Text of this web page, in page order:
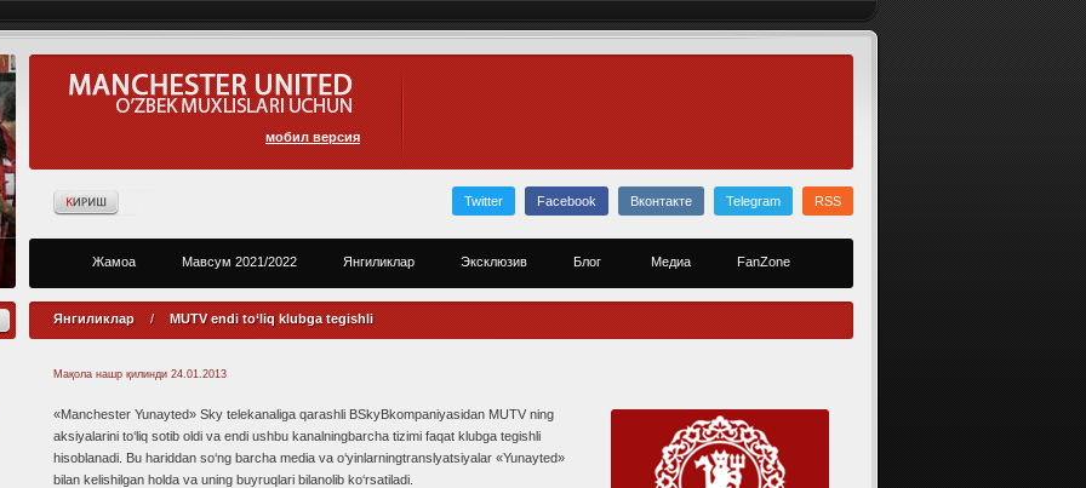
мобил версия
Twitter Facebook Вконтакте Telegram RSS
Жамоа Мавсум 2021/2022 Янгиликлар Эксклюзив Блог Медиа FanZone
Янгиликлар / MUTV endi to‘liq klubga tegishli
Мақола нашр қилинди 24.01.2013
«Manchester Yunayted» Sky telekanaliga qarashli BSkyBkompaniyasidan MUTV ning
aksiyalarini to‘liq sotib oldi va endi ushbu kanalningbarcha tizimi faqat klubga tegishli
hisoblanadi. Bu hariddan so‘ng barcha media va o‘yinlarningtranslyatsiyalar «Yunayted»
bilan kelishilgan holda va uning buyruqlari bilanolib ko‘rsatiladi.